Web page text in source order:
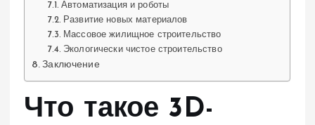
Автоматизация и роботы
Развитие новых материалов
Массовое жилищное строительство
Экологически чистое строительство
Заключение
Что такое 3D-